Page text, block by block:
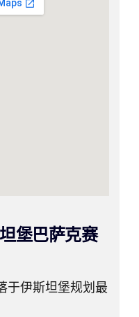
堡巴萨克赛
于伊斯坦堡规划最